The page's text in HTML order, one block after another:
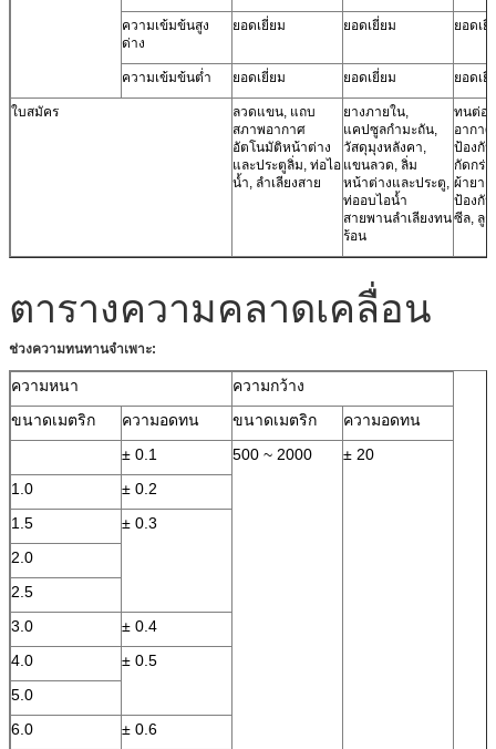
ความเข้มข้นสูง
ด่าง
ยอดเยี่ยม ยอดเยี่ยม ยอดเยี่
ความเข้มข้นต่ำ ยอดเยี่ยม ยอดเยี่ยม ยอดเยี่
ใบสมัคร
ลวดแขน, แถบ
สภาพอากาศ
อัตโนมัติหน้าต่าง
และประตูลิ่ม, ท่อไอ
น้ำ, ลำเลียงสาย
ยางภายใน,
แคปซูลกำมะถัน,
วัสดุมุงหลังคา,
แขนลวด, ลิ่ม
หน้าต่างและประตู,
ท่ออบไอน้ำ
สายพานลำเลียงทน
ร้อน
ทนต่อ
อากาศ
ป้องกัน
กัดกร่
ผ้ายาง
ป้องกั
ซีล, ลูก
ตารางความคลาดเคลื่อน
ช่วงความทนทานจำเพาะ:
ความหนา
ความกว้าง
ขนาดเมตริก
ความอดทน ขนาดเมตริก
ความอดทน
± 0.1
500 ~ 2000
± 20
1.0
± 0.2
1.5
± 0.3
2.0
2.5
3.0
± 0.4
4.0
± 0.5
5.0
6.0
± 0.6